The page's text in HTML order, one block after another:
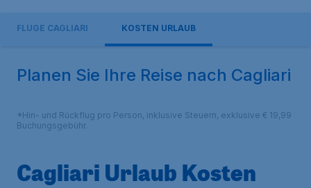
FLÜGE CAGLIARI KOSTEN URLAUB
Planen Sie Ihre Reise nach Cagliari
*Hin- und Rückflug pro Person, inklusive Steuern, exklusive € 19,99
Buchungsgebühr.
Cagliari Urlaub Kosten